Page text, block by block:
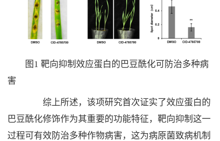
图1 靶向抑制效应蛋白的巴豆酰化可防治多种病
害
综上所述，该项研究首次证实了效应蛋白的
巴豆酰化修饰作为其重要的功能特征，靶向抑制这一
过程可有效防治多种作物病害，这为病原菌致病机制